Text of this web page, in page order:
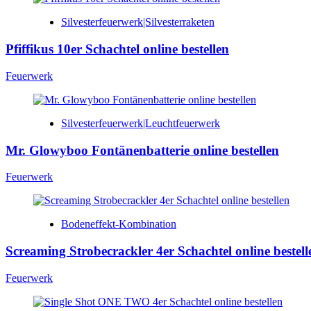
Silvesterfeuerwerk|Silvesterraketen
Pfiffikus 10er Schachtel online bestellen
Feuerwerk
Silvesterfeuerwerk|Leuchtfeuerwerk
Mr. Glowyboo Fontänenbatterie online bestellen
Feuerwerk
Bodeneffekt-Kombination
Screaming Strobecrackler 4er Schachtel online
Feuerwerk